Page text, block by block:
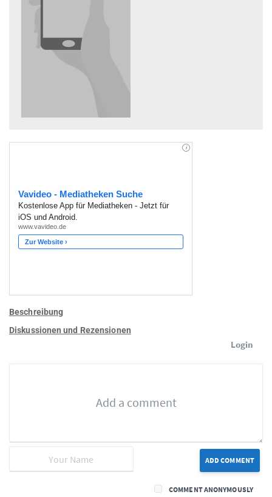
Beschreibung
Diskussionen und Rezensionen
Login
ADD COMMENT
COMMENT ANONYMOUSLY